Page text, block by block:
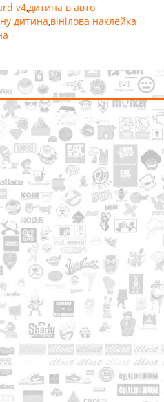
v4,дитина в авто
дитина,вінілова наклейка